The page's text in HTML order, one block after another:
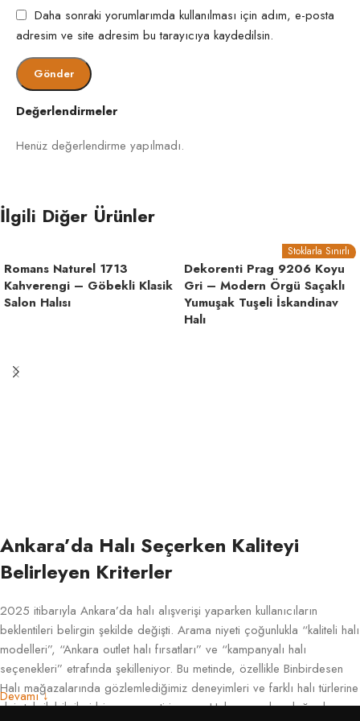
ömrünü uzatır. Yılda bir profesyonel yıkama
önerilir.
Evde kimyasal kullanılmadan süpürme ve nemli
bezle hafif silme yapılır. Hav yönünde çalışmak
halıyı korur.
Lekeler tazeyken temizlenmelidir. İz tekrarlarsa
Bölge hafifçe taranarak eski formuna getirilir.
Değerlendirmeler
Henüz değerlendirme yapılmadı.
Daha sonraki yorumlarımda kullanılması için adım, e-posta
adresim ve site adresim bu tarayıcıya kaydedilsin.
İlgili Diğer Ürünler
Romans Naturel 1713
Kahverengi – Göbekli Klasik
Salon Halısı
Stoklarla Sınırlı
Dekorenti Prag 9206 Koyu
Gri – Modern Örgü Saçaklı
Yumuşak Tuşeli İskandinav
Halı
Ankara’da Halı Seçerken Kaliteyi
Belirleyen Kriterler
2025 itibarıyla Ankara’da halı alışverişi yaparken kullanıcıların
beklentileri belirgin şekilde değişti. Arama niyeti çoğunlukla “kaliteli halı
modelleri”, “Ankara outlet halı fırsatları” ve “kampanyalı halı
seçenekleri” etrafında şekilleniyor. Bu metinde, özellikle Binbirdesen
Halı mağazalarında gözlemlediğimiz deneyimleri ve farklı halı türlerine
dair teknik bilgileri bir araya getiriyorum. Halı açısından doğru kararı
Devamı ↓